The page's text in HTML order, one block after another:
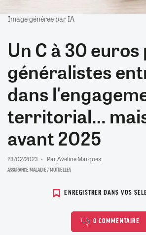
Image générée par IA
Un C à 30
généralistes
dans
territorial…
avant 2025
23/02/2023 ParAveline Marques
ASSURANCE MALADIE / MUTUELLES
ENREGISTRER DANS VOS
0 COMMENTAIRE